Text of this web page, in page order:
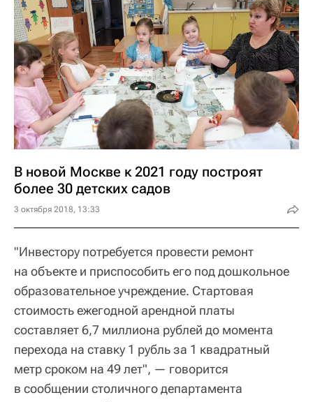
В новой Москве к 2021 году построят
более 30 детских садов
3 октября 2018, 13:33
"Инвестору потребуется провести ремонт
на объекте и приспособить его под дошкольное
образовательное учреждение. Стартовая
стоимость ежегодной арендной платы
составляет 6,7 миллиона рублей до момента
перехода на ставку 1 рубль за 1 квадратный
метр сроком на 49 лет", — говорится
в сообщении столичного департамента